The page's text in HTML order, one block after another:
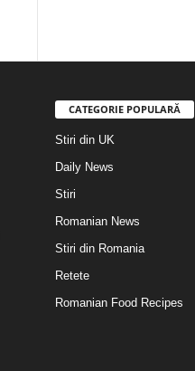
CATEGORIE POPULARĂ
Stiri din UK
Daily News
Stiri
Romanian News
Stiri din Romania
Retete
Romanian Food Recipes